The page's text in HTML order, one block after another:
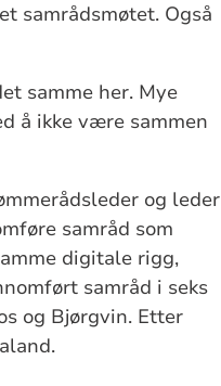
samrådsmøtet. Også
samme her. Mye
å ikke være sammen
og leder
samråd som
digitale rigg,
samråd i seks
og Bjørgvin. Etter